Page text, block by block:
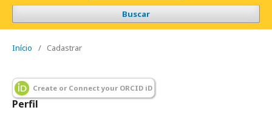
Buscar
Início / Cadastrar
Create or Connect your ORCID iD
Perfil